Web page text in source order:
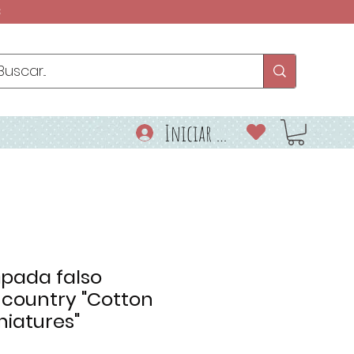
Iniciar sesión
falso
"Cotton